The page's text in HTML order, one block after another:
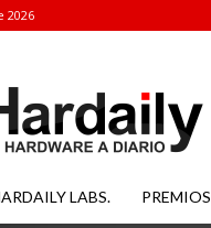
2026
LABS. PREMIOS